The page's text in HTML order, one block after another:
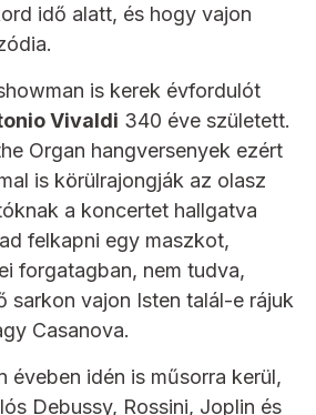
idő alatt, és hogy vajon
is kerek évfordulót
Vivaldi 340 éve született.
Organ hangversenyek ezért
is körülrajongják az olasz
a koncertet hallgatva
felkapni egy maszkot,
forgatagban, nem tudva,
sarkon vajon Isten talál-e rájuk
Casanova.
éveben idén is műsorra kerül,
Debussy, Rossini, Joplin és